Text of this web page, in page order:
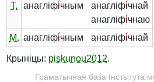
Т.
анагліфі́чным анагліфі́чнай
анагліфі́чнаю
М. анагліфі́чным анагліфі́чнай
Крыніцы: piskunou2012.
Граматычная база Інстытута